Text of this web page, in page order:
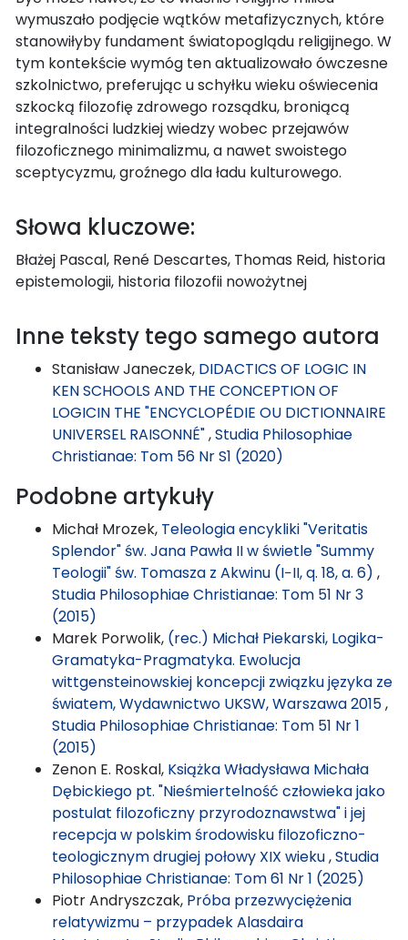
wymuszało podjęcie wątków metafizycznych, które
stanowiłyby fundament światopoglądu religijnego. W
tym kontekście wymóg ten aktualizowało ówczesne
szkolnictwo, preferując u schyłku wieku oświecenia
szkocką filozofię zdrowego rozsądku, broniącą
integralności ludzkiej wiedzy wobec przejawów
filozoficznego minimalizmu, a nawet swoistego
sceptycyzmu, groźnego dla ładu kulturowego.
Słowa kluczowe:
Błażej Pascal, René Descartes, Thomas Reid, historia
epistemologii, historia filozofii nowożytnej
Inne teksty tego samego autora
Stanisław Janeczek, DIDACTICS OF LOGIC IN
KEN SCHOOLS AND THE CONCEPTION OF
LOGICIN THE "ENCYCLOPÉDIE OU DICTIONNAIRE
UNIVERSEL RAISONNÉ",Studia Philosophiae
Christianae: Tom 56 Nr S1 (2020)
Podobne artykuły
Michał Mrozek, Teleologia encykliki "Veritatis
Splendor" św. Jana Pawła II w świetle "Summy
Teologii" św. Tomasza z Akwinu (I−II, q. 18, a. 6) ,
Studia Philosophiae Christianae: Tom 51 Nr 3
(2015)
Marek Porwolik, (rec.) Michał Piekarski, Logika-
Gramatyka-Pragmatyka. Ewolucja
wittgensteinowskiej koncepcji związku języka ze
światem, Wydawnictwo UKSW, Warszawa 2015,
Studia Philosophiae Christianae: Tom 51 Nr 1
(2015)
Zenon E. Roskal, Książka Władysława Michała
Dębickiego pt. "Nieśmiertelność człowieka jako
postulat filozoficzny przyrodoznawstwa" i jej
recepcja w polskim środowisku filozoficzno-
teologicznym drugiej połowy XIX wieku,Studia
Philosophiae Christianae: Tom 61 Nr 1 (2025)
Piotr Andryszczak, Próba przezwyciężenia
relatywizmu – przypadek Alasdaira